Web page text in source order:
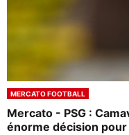
MERCATO FOOTBALL
Mercato - PSG :
énorme décision